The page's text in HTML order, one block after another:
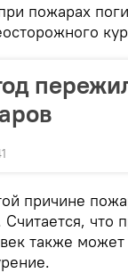
пожарах
причине
что
также